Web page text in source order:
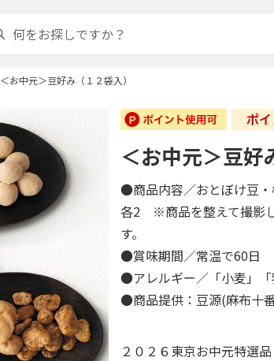
＜お中元＞豆好み（１２袋入）
＜お中元＞豆好
●商品内容／おとぼけ豆
各2 ※商品を整えて撮影
す。
●賞味期間／常温で60日
●アレルギー／「小麦」
●商品提供：豆源(麻布十
２０２６東京お中元特